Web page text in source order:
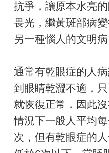
抗爭，讓原本水亮
畏光，繼黃斑部病
另一種惱人的文明病
通常有乾眼症的人
到眼睛乾澀不適，
就恢復正常，因此
情況下一般人平均
次，但有乾眼症的